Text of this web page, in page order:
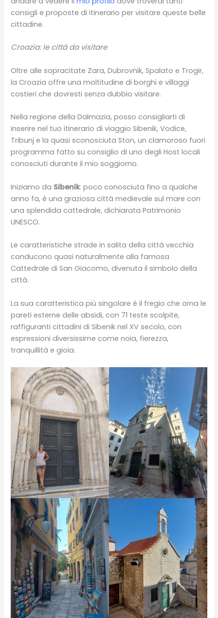
consigli e proposte di itinerario per visitare queste belle
cittadine.
Croazia: le città da visitare
Oltre alle sopracitate Zara, Dubrovnik, Spalato e Trogir,
la Croazia offre una moltitudine di borghi e villaggi
costieri che dovresti senza dubbio visitare.
Nella regione della Dalmazia, posso consigliarti di
inserire nel tuo itinerario di viaggio Sibenik, Vodice,
Tribunj e la quasi sconosciuta Ston, un clamoroso fuori
programma fatto su consiglio di uno degli Host locali
conosciuti durante il mio soggiorno.
Iniziamo da Sibenik: poco conosciuta fino a qualche
anno fa, è una graziosa città medievale sul mare con
una splendida cattedrale, dichiarata Patrimonio
UNESCO.
Le caratteristiche strade in salita della città vecchia
conducono quasi naturalmente alla famosa
Cattedrale di San Giacomo, divenuta il simbolo della
città.
La sua caratteristica più singolare è il fregio che orna le
pareti esterne delle absidi, con 71 teste scolpite,
raffiguranti cittadini di Sibenik nel XV secolo, con
espressioni diversissime come noia, fierezza,
tranquillità e gioia.